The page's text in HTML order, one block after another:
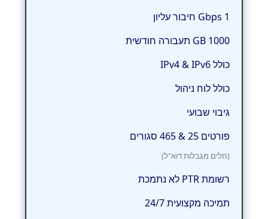
1 Gbps חיבור עליון
1000 GB תעבורה חודשית
כולל IPv4 & IPv6
כולל לוח ניהול
גיבוי שבועי
פורטים 25 & 465 סגורים
(חלים מגבלות דוא"ל)
רשומת PTR לא נתמכת
תמיכה מקצועית 24/7